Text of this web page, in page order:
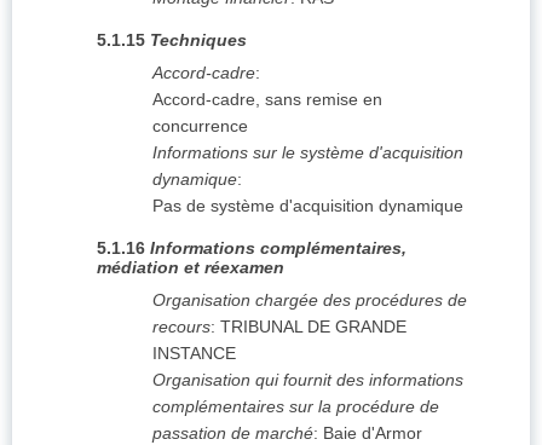
5.1.15 Techniques
Accord-cadre:
Accord-cadre, sans remise en
concurrence
Informations sur le système d'acquisition
dynamique:
Pas de système d'acquisition dynamique
5.1.16 Informations complémentaires,
médiation et réexamen
Organisation chargée des procédures de
recours: TRIBUNAL DE GRANDE
INSTANCE
Organisation qui fournit des informations
complémentaires sur la procédure de
passation de marché: Baie d'Armor